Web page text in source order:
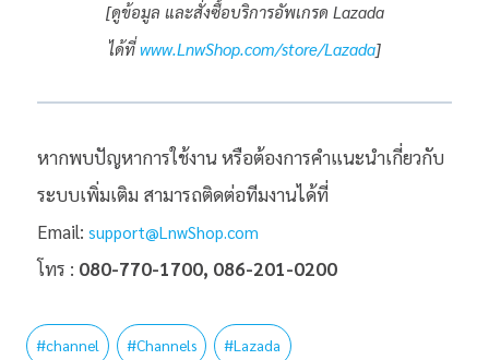
[ดูข้อมูล และสั่งซื้อบริการอัพเกรด Lazada
ได้ที่www.LnwShop.com/store/Lazada]
หากพบปัญหาการใช้งาน หรือต้องการคำแนะนำเกี่ยวกับ
ระบบเพิ่มเติม สามารถติดต่อทีมงานได้ที่
Email: support@LnwShop.com
โทร : 080-770-1700, 086-201-0200
#channel #Channels #Lazada